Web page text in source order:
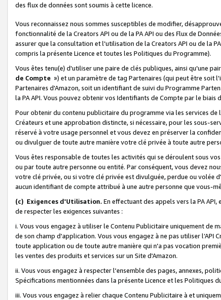
des flux de données sont soumis à cette licence.
Vous reconnaissez nous sommes susceptibles de modifier,
fonctionnalité de la Creators API ou de la PA API ou des Flux de
assurer que la consultation et l'utilisation de la Creators API ou de la
compris la présente Licence et toutes les Politiques du Programme).
Vous êtes tenu(e) d'utiliser une paire de clés publiques, ainsi qu'une
de Compte ») et un paramètre de tag Partenaires (qui peut être soit
Partenaires d'Amazon, soit un identifiant de suivi du Programme
la PA API. Vous pouvez obtenir vos Identifiants de Compte par le biais
Pour obtenir du contenu publicitaire du programme via les services
Créateurs et une approbation distincte, si nécessaire, pour les sous-
réservé à votre usage personnel et vous devez en préserver la
ou divulguer de toute autre manière votre clé privée à toute autre
Vous êtes responsable de toutes les activités qui se déroulent sous
ou par toute autre personne ou entité. Par conséquent, vous devez
votre clé privée, ou si votre clé privée est divulguée, perdue ou volée
aucun identifiant de compte attribué à une autre personne que vous-
(c) Exigences d'Utilisation. En effectuant des appels vers la PA
de respecter les exigences suivantes :
i. Vous vous engagez à utiliser le Contenu Publicitaire uniquement de
de son champ d'application. Vous vous engagez à ne pas utiliser l’API
toute application ou de toute autre manière qui n'a pas vocation
les ventes des produits et services sur un Site d'Amazon.
ii. Vous vous engagez à respecter l'ensemble des pages, annexes,
Spécifications mentionnées dans la présente Licence et les Politiques
iii. Vous vous engagez à relier chaque Contenu Publicitaire à et